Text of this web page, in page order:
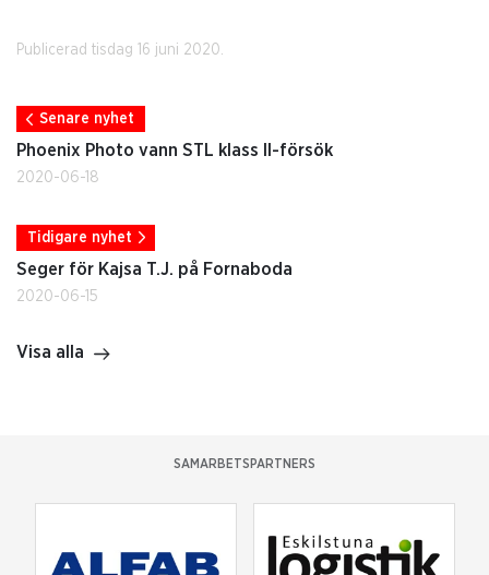
Publicerad tisdag 16 juni 2020.
Senare nyhet
Phoenix Photo vann STL klass II-försök
2020-06-18
Tidigare nyhet
Seger för Kajsa T.J. på Fornaboda
2020-06-15
Visa alla
SAMARBETSPARTNERS